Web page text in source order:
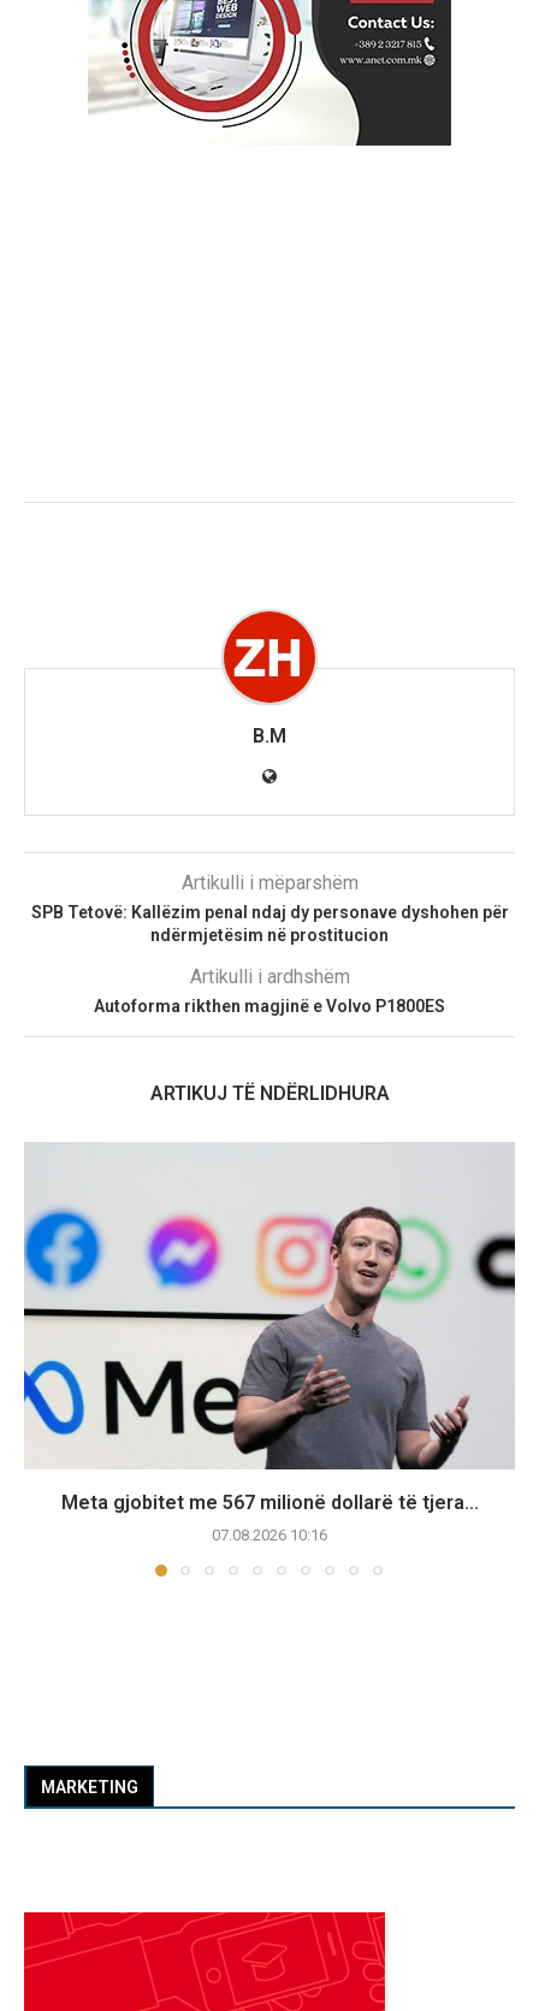
B.M
Artikulli i mëparshëm
SPB Tetovë: Kallëzim penal ndaj dy personave dyshohen për
ndërmjetësim në prostitucion
Artikulli i ardhshëm
Autoforma rikthen magjinë e Volvo P1800ES
ARTIKUJ TË NDËRLIDHURA
Meta gjobitet me 567 milionë dollarë të tjera...
07.08.2026 10:16
MARKETING